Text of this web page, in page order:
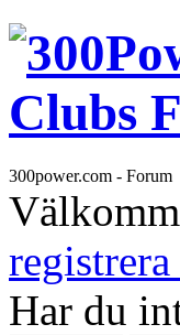
300power.com - Forum
Har du